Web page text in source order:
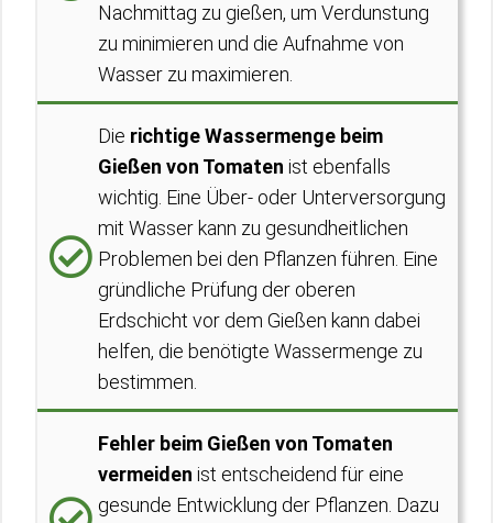
Nachmittag zu gießen, um Verdunstung
zu minimieren und die Aufnahme von
Wasser zu maximieren.
Die richtige Wassermenge beim
Gießen von Tomaten ist ebenfalls
wichtig. Eine Über- oder Unterversorgung
mit Wasser kann zu gesundheitlichen
Problemen bei den Pflanzen führen. Eine
gründliche Prüfung der oberen
Erdschicht vor dem Gießen kann dabei
helfen, die benötigte Wassermenge zu
bestimmen.
Fehler beim Gießen von Tomaten
vermeiden ist entscheidend für eine
gesunde Entwicklung der Pflanzen. Dazu